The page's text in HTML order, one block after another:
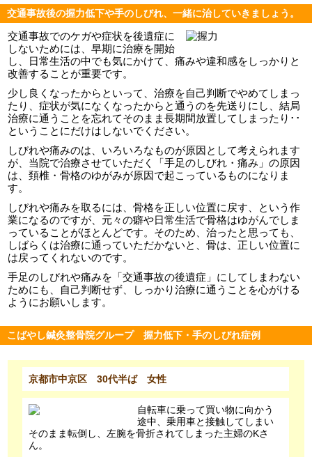
交通事故後の握力低下や手のしびれ、一緒に治していきましょう。
交通事故でのケガや症状を後遺症に
しないためには、早期に治療を開始
し、日常生活の中でも気にかけて、痛みや違和感をしっかりと
改善することが重要です。
少し良くなったからといって、治療を自己判断でやめてしまっ
たり、症状が気になくなったからと通うのを先送りにし、結局
治療に通うことを忘れてそのまま長期間放置してしまったり･･
ということにだけはしないでください。
しびれや痛みのは、いろいろなものが原因として考えられます
が、当院で治療させていただく「手足のしびれ・痛み」の原因
は、頚椎・骨格のゆがみが原因で起こっているものになりま
す。
しびれや痛みを取るには、骨格を正しい位置に戻す、という作
業になるのですが、元々の癖や日常生活で骨格はゆがんでしま
っていることがほとんどです。そのため、治ったと思っても、
しばらくは治療に通っていただかないと、骨は、正しい位置に
は戻ってくれないのです。
手足のしびれや痛みを「交通事故の後遺症」にしてしまわない
ためにも、自己判断せず、しっかり治療に通うことを心がける
ようにお願いします。
こばやし鍼灸整骨院グループ 握力低下・手のしびれ症例
京都市中京区 30代半ば 女性
自転車に乗って買い物に向かう
途中、乗用車と接触してしまい
そのまま転倒し、左腕を骨折されてしまった主婦のKさ
ん。